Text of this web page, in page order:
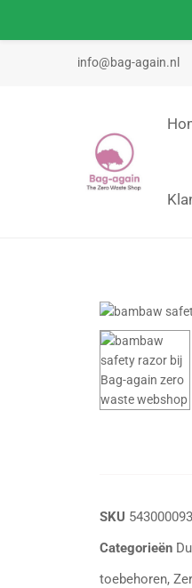
info@bag-again.nl
SKU
Categorieën
toebehoren,